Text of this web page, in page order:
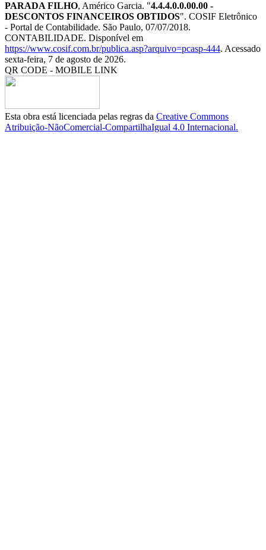
PARADA FILHO, Américo Garcia. "4.4.4.0.0.00.00 -
DESCONTOS FINANCEIROS OBTIDOS". COSIF Eletrônico
- Portal de Contabilidade. São Paulo, 07/07/2018.
CONTABILIDADE. Disponível em
https://www.cosif.com.br/publica.asp?arquivo=pcasp-444. Acessado
sexta-feira, 7 de agosto de 2026.
QR CODE - MOBILE LINK
Esta obra está licenciada pelas regras da Creative Commons
Atribuição-NãoComercial-CompartilhaIgual 4.0 Internacional.